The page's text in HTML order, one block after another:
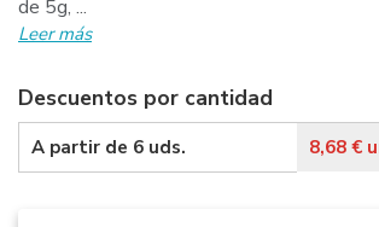
de 5g, ...
Leer más
Descuentos por cantidad
A partir de 6 uds. 8,68 €